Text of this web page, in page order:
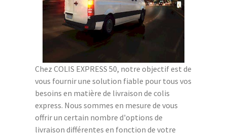
Chez COLIS EXPRESS 50, notre objectif est de
vous fournir une solution fiable pour tous vos
besoins en matière de livraison de colis
express. Nous sommes en mesure de vous
offrir un certain nombre d'options de
livraison différentes en fonction de votre